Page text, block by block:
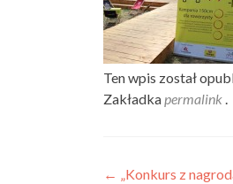
Ten wpis został
Zakładkapermalink .
Nawigacja
← „Konkurs z